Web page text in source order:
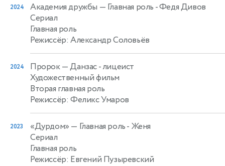
2024 Академия дружбы — Главная роль - Федя Дивов
Сериал
Главная роль
Режиссёр: Александр Соловьёв
2024 Пророк— Данзас - лицеист
Художественный фильм
Вторая главная роль
Режиссёр: Феликс Умаров
2023 «Дурдом» — Главная роль - Женя
Сериал
Главная роль
Режиссёр: Евгений Пузыревский